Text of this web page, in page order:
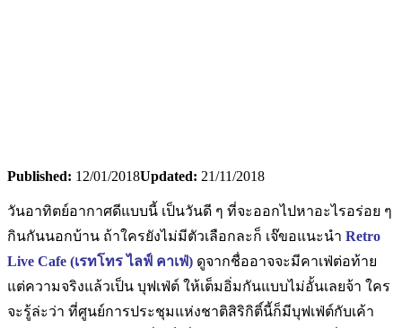
Published: 12/01/2018Updated: 21/11/2018
วันอาทิตย์อากาศดีแบบนี้ เป็นวันดี ๆ ที่จะออกไปหาอะไรอร่อย ๆ
กินกันนอกบ้าน ถ้าใครยังไม่มีตัวเลือกละก็ เจ๊ขอแนะนำ Retro
Live Cafe (เรทโทร ไลฟ์ คาเฟ่) ดูจากชื่ออาจจะมีคาเฟ่ต่อท้าย
แต่ความจริงแล้วเป็น บุฟเฟ่ต์ ให้เต็มอิ่มกันแบบไม่อั้นเลยจ้า ใคร
จะรู้ล่ะว่า ที่ศูนย์การประชุมแห่งชาติสิริกิติ์นี้ก็มีบุฟเฟ่ต์กับเค้า